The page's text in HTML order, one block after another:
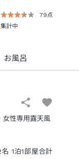
79点
集計中
お風呂
女性専用露天風
名 1泊1部屋合計